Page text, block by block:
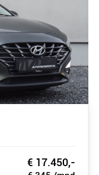
€ 17.450,-